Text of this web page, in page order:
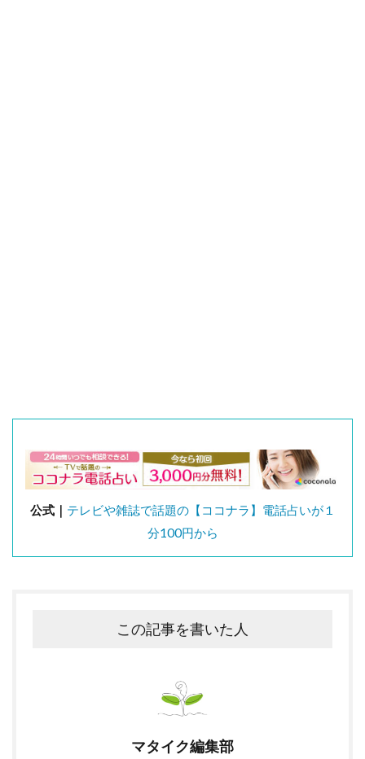
公式｜ テレビや雑誌で話題の【ココナラ】電話占いが１
分100円から
この記事を書いた人
マタイク編集部